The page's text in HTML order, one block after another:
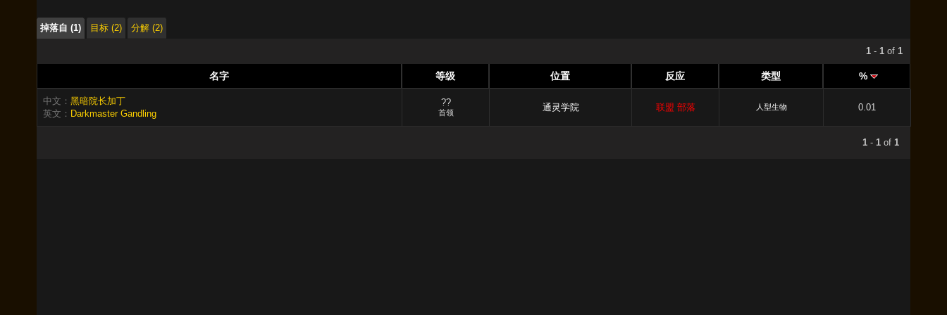
掉落自 (1) 目标 (2) 分解 (2)
1 - 1 of 1
名字 等级 位置 反应 类型 %
中文： 黑暗院长加丁
英文： Darkmaster Gandling
??
首领 通灵学院 联盟 部落 人型生物 0.01
1 - 1 of 1